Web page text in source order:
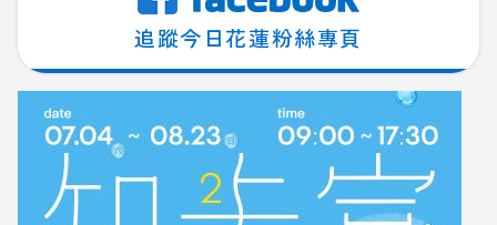
追蹤今日花蓮粉絲專頁